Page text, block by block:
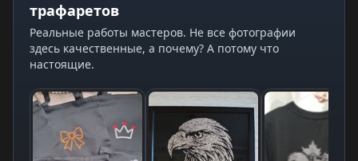
трафаретов
Реальные работы мастеров. Не все фотографии
здесь качественные, а почему? А потому что
настоящие.